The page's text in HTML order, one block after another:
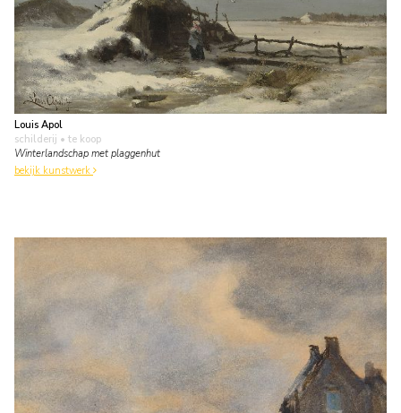
Louis Apol
schilderij • te koop
Winterlandschap met plaggenhut
bekijk kunstwerk